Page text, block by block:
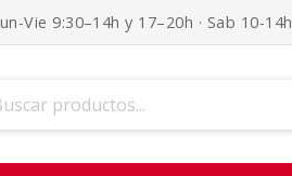
Vie 9:30–14h y 17–20h · Sab 10-14h